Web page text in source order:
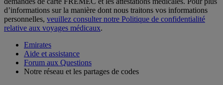
d’informations sur la manière dont nous traitons vos informations
personnelles, veuillez consulter notre Politique de confidentialité
relative aux voyages médicaux.
Emirates
Aide et assistance
Forum aux Questions
Notre réseau et les partages de codes